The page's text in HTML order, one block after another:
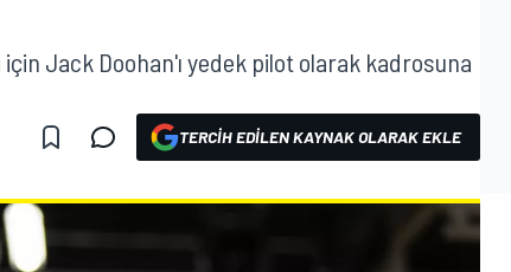
için Jack Doohan'ı yedek pilot olarak kadrosuna
TERCIH EDILEN KAYNAK OLARAK EKLE